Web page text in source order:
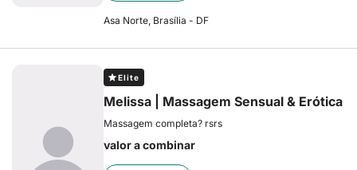
Asa Norte, Brasília - DF
Elite
Melissa | Massagem Sensual & Erótica
Massagem completa? rsrs
valor a combinar